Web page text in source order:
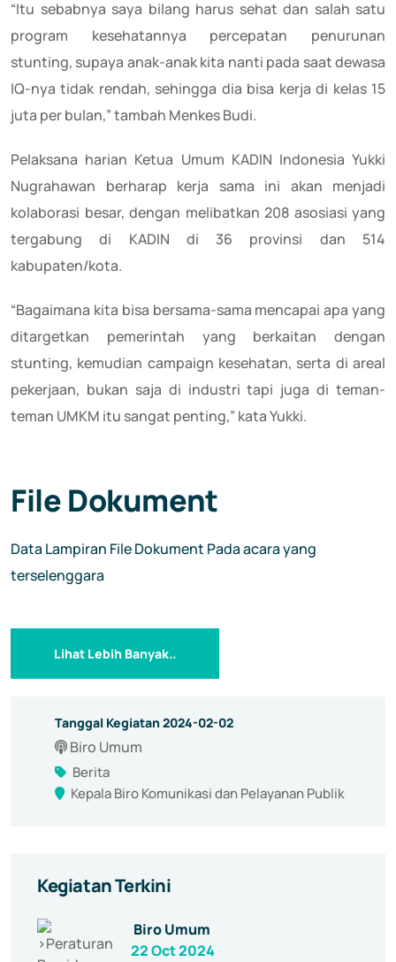
“Itu sebabnya saya bilang harus sehat dan salah satu
program kesehatannya percepatan penurunan
stunting, supaya anak-anak kita nanti pada saat dewasa
IQ-nya tidak rendah, sehingga dia bisa kerja di kelas 15
juta per bulan,” tambah Menkes Budi.
Pelaksana harian Ketua Umum KADIN Indonesia Yukki
Nugrahawan berharap kerja sama ini akan menjadi
kolaborasi besar, dengan melibatkan 208 asosiasi yang
tergabung di KADIN di 36 provinsi dan 514
kabupaten/kota.
“Bagaimana kita bisa bersama-sama mencapai apa yang
ditargetkan pemerintah yang berkaitan dengan
stunting, kemudian campaign kesehatan, serta di areal
pekerjaan, bukan saja di industri tapi juga di teman-
teman UMKM itu sangat penting,” kata Yukki.
File Dokument
Data Lampiran File Dokument Pada acara yang
terselenggara
Lihat Lebih Banyak..
Tanggal Kegiatan 2024-02-02
Biro Umum
Berita
Kepala Biro Komunikasi dan Pelayanan Publik
Kegiatan Terkini
Biro Umum
22 Oct 2024